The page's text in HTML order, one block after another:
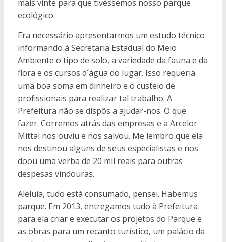
mais vinte para que tivéssemos nosso parque
ecológico.
Era necessário apresentarmos um estudo técnico
informando à Secretaria Estadual do Meio
Ambiente o tipo de solo, a variedade da fauna e da
flora e os cursos d´água do lugar. Isso requeria
uma boa soma em dinheiro e o custeio de
profissionais para realizar tal trabalho. A
Prefeitura não se dispôs a ajudar-nos. O que
fazer. Corremos atrás das empresas e a Arcelor
Mittal nos ouviu e nos salvou. Me lembro que ela
nos destinou alguns de seus especialistas e nos
doou uma verba de 20 mil reais para outras
despesas vindouras.
Aleluia, tudo está consumado, pensei. Habemus
parque. Em 2013, entregamos tudo à Prefeitura
para ela criar e executar os projetos do Parque e
as obras para um recanto turístico, um palácio da